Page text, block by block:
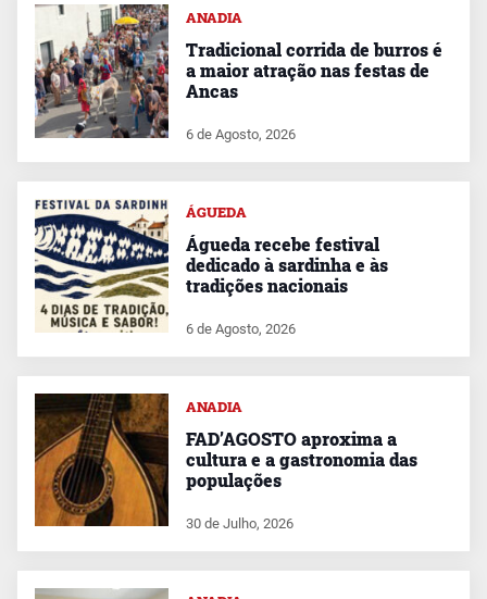
ANADIA
Tradicional corrida de burros é
a maior atração nas festas de
Ancas
6 de Agosto, 2026
ÁGUEDA
Águeda recebe festival
dedicado à sardinha e às
tradições nacionais
6 de Agosto, 2026
ANADIA
FAD’AGOSTO aproxima a
cultura e a gastronomia das
populações
30 de Julho, 2026